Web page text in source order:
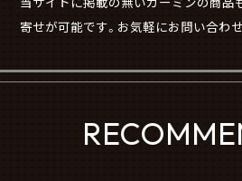
寄せが可能です。お気軽にお問い合わせ